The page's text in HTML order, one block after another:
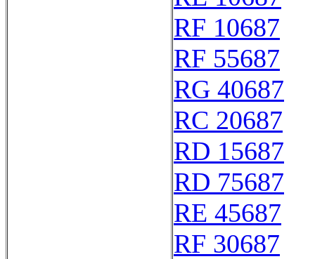
RF 10687
RF 55687
RG 40687
RC 20687
RD 15687
RD 75687
RE 45687
RF 30687